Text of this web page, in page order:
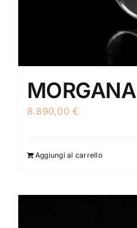
MORGANA
8.890,00€
Aggiungi al carrello